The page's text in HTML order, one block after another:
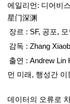
에일리언: 디어비
星门深渊
장르 : SF, 공포,
감독 : Zhang
출연 : Andrew Lin
먼 미래, 행성간
데이터의 오류로